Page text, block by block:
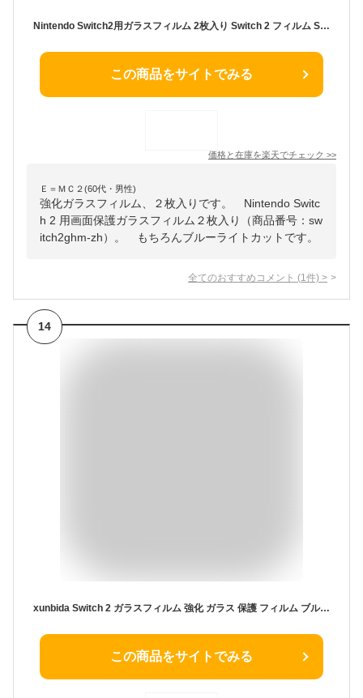
Nintendo Switch2用ガラスフィルム 2枚入り Switch 2 フィルム Switch2 保護 イッチ2 フィルム カバー Nintendo Switch 2 画面保護 液晶保護 Switch 有機EL Switch2 ケース 併用可 ブルーライト
この商品をサイトでみる
価格と在庫を楽天でチェック >>
Ｅ＝ＭＣ２(60代・男性)
強化ガラスフィルム、２枚入りです。 Nintendo Switc
h 2 用画面保護ガラスフィルム２枚入り（商品番号：sw
itch2ghm-zh）。 もちろんブルーライトカットです。
全てのおすすめコメント (1 件) >
14
xunbida Switch 2 ガラスフィルム 強化 ガラス 保護 フィルム ブルーライトカット 目の疲れ軽減 日本旭硝子素材 高透過率 強靭9H 撥水撥
この商品をサイトでみる